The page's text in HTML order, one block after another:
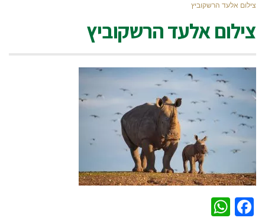
צילום אלעד הרשקוביץ
צילום אלעד הרשקוביץ
Facebook